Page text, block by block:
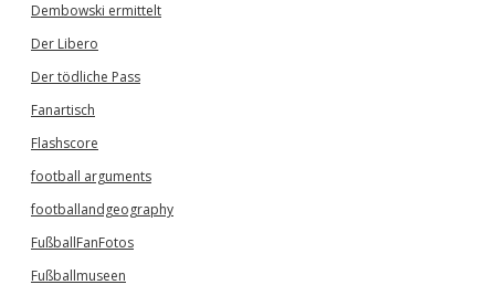
Dembowski ermittelt
Der Libero
Der tödliche Pass
Fanartisch
Flashscore
football arguments
footballandgeography
FußballFanFotos
Fußballmuseen